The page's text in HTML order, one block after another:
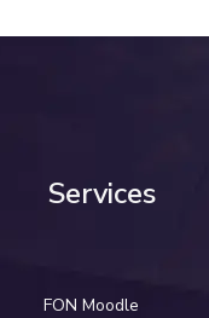
Services
FON Moodle